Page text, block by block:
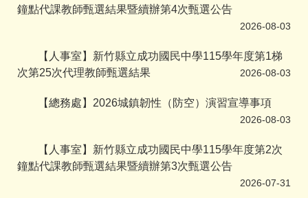
鐘點代課教師甄選結果暨續辦第4次甄選公告
2026-08-03
【人事室】新竹縣立成功國民中學115學年度第1梯
次第25次代理教師甄選結果
2026-08-03
【總務處】2026城鎮韌性（防空）演習宣導事項
2026-08-03
【人事室】新竹縣立成功國民中學115學年度第2次
鐘點代課教師甄選結果暨續辦第3次甄選公告
2026-07-31